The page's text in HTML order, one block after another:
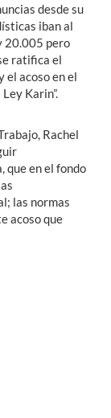
desde su
iban al
20.005 pero
ratifica el
el acoso en el
Karin”.
Rachel
que en el fondo
las normas
acoso que